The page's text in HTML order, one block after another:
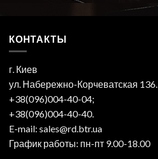
КОНТАКТЫ
г. Киев
ул. Набережно-Корчеватская 136.
+38(096)004-40-04;
+38(096)004-40-40.
E-mail: sales@rd.btr.ua
График работы: пн-пт 9.00-18.00